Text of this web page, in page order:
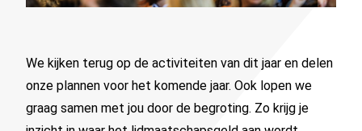
We kijken terug op de activiteiten van dit jaar en delen
onze plannen voor het komende jaar. Ook lopen we
graag samen met jou door de begroting. Zo krijg je